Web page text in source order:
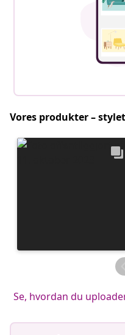
Vores produkter –
Se, hvordan du